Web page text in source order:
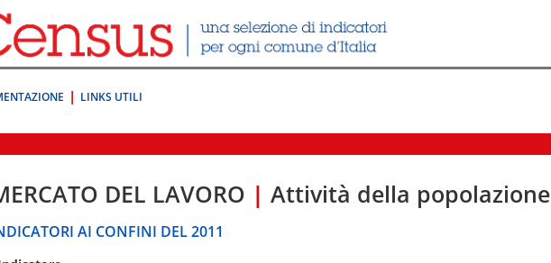
LINKS UTILI
DEL LAVORO | Attività della popolazione
AI CONFINI DEL 2011